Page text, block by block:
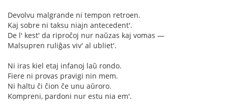
Devolvu malgrande ni tempon retroen.
Kaj sobre ni taksu niajn antecedent'.
De l' kest' da riproĉoj nur naŭzas kaj vomas —
Malsupren ruliĝas viv' al ubliet'.
Ni iras kiel etaj infanoj laŭ rondo.
Fiere ni provas pravigi nin mem.
Ni haltu ĉi ĉion ĉe unu aŭroro.
Kompreni, pardoni nur estu nia em'.